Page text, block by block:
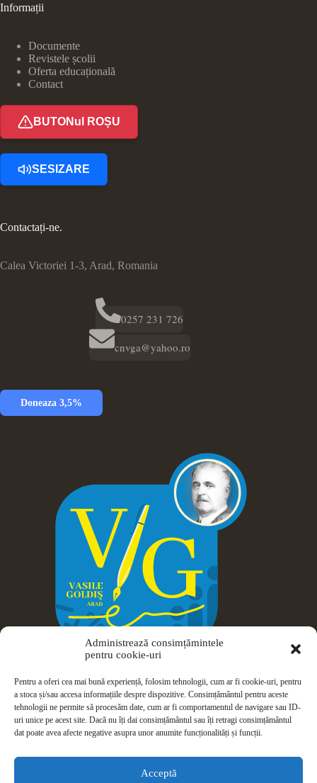
Administrează consimțămintele
pentru cookie-uri
Pentru a oferi cea mai bună experiență, folosim tehnologii, cum ar fi cookie-uri, pentru
a stoca și/sau accesa informațiile despre dispozitive. Consimțământul pentru aceste
tehnologii ne permite să procesăm date, cum ar fi comportamentul de navigare sau ID-
uri unice pe acest site. Dacă nu îți dai consimțământul sau îți retragi consimțământul
dat poate avea afecte negative asupra unor anumite funcționalități și funcții.
Acceptă
Informații
Documente
Revistele școlii
Oferta educațională
Contact
BUTONul ROȘU
SESIZARE
Contactați-ne.
Calea Victoriei 1-3, Arad, Romania
0257 231 726
cnvga@yahoo.ro
Doneaza 3,5%
Drepturi de autor © 2026 Colegiul Național Vasile Goldiș -